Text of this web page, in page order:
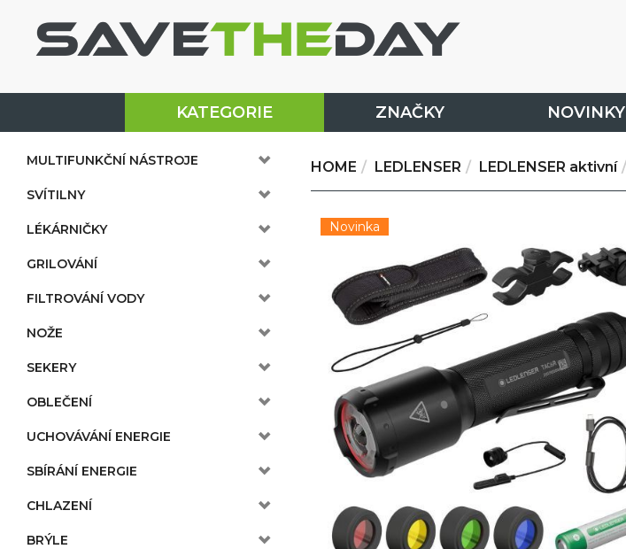
KATEGORIE ZNAČKY NOVINKY
MULTIFUNKČNÍ NÁSTROJE
SVÍTILNY
LÉKÁRNIČKY
GRILOVÁNÍ
FILTROVÁNÍ VODY
NOŽE
SEKERY
OBLEČENÍ
UCHOVÁVÁNÍ ENERGIE
SBÍRÁNÍ ENERGIE
CHLAZENÍ
BRÝLE
HOME LEDLENSER LEDLENSER aktivní
Novinka